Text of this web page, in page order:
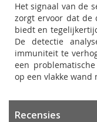
Het signaal van de
zorgt ervoor dat de
biedt en
De detectie
immuniteit te
een
op een vlakke wand
Recensies